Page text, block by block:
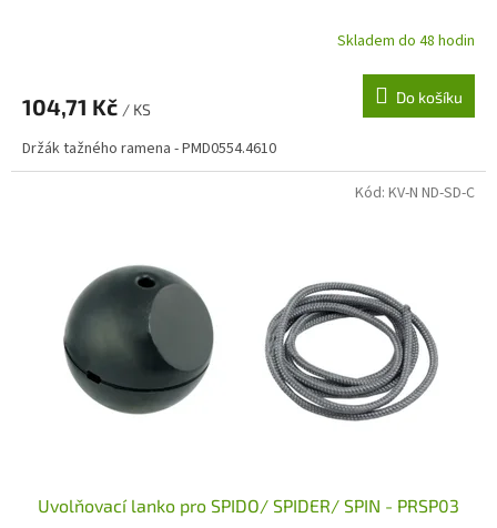
Skladem do 48 hodin
104,71 Kč / KS
Do košíku
Držák tažného ramena - PMD0554.4610
Uvolňovací lanko pro SPIDO/ SPIDER/ SPIN - PRSP03
Kód: KV-N ND-SD-C